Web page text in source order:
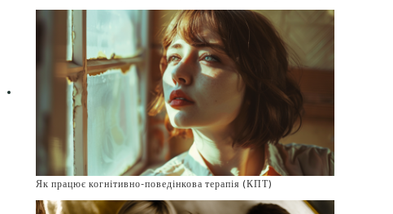
Як працює когнітивно-поведінкова терапія (КПТ)